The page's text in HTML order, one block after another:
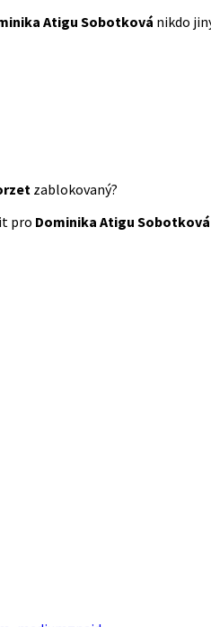
Atigu Sobotková nikdo
zablokovaný?
pro Dominika Atigu Sobotková